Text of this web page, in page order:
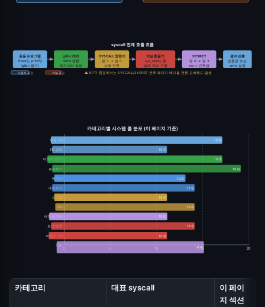
syscall 전체 호출 흐름
응용 프로그램
fread(), printf()
(glibc 함수)
glibc 래퍼
errno 변환
레지스터 설정
SYSCALL 명령어
링 3 → 링 0
스택 전환
커널 핸들러
sys_read() 등
실제 처리 수행
SYSRET
링 0 → 링 3
rax = 반환값
결과 반환
반환값 또는
errno 설정
사용자 공간 커널 공간 ⚠ KPTI 환경에서는 SYSCALL/SYSRET 전후 페이지 테이블 전환 오버헤드 발생
카테고리별 시스템 콜 분포 (이 페이지 기준)
0 5 10 15 20
파일 I/O 16개
FD 관리 10개
디렉터리/FS 16개
프로세스 18개
메모리 12개
네트워크 13개
시그널 10개
IPC 13개
시간/타이머 10개
보안/권한 13개
비동기 I/O 10개
기타 14개
카테고리 대표 syscall
이 페이
지 섹션